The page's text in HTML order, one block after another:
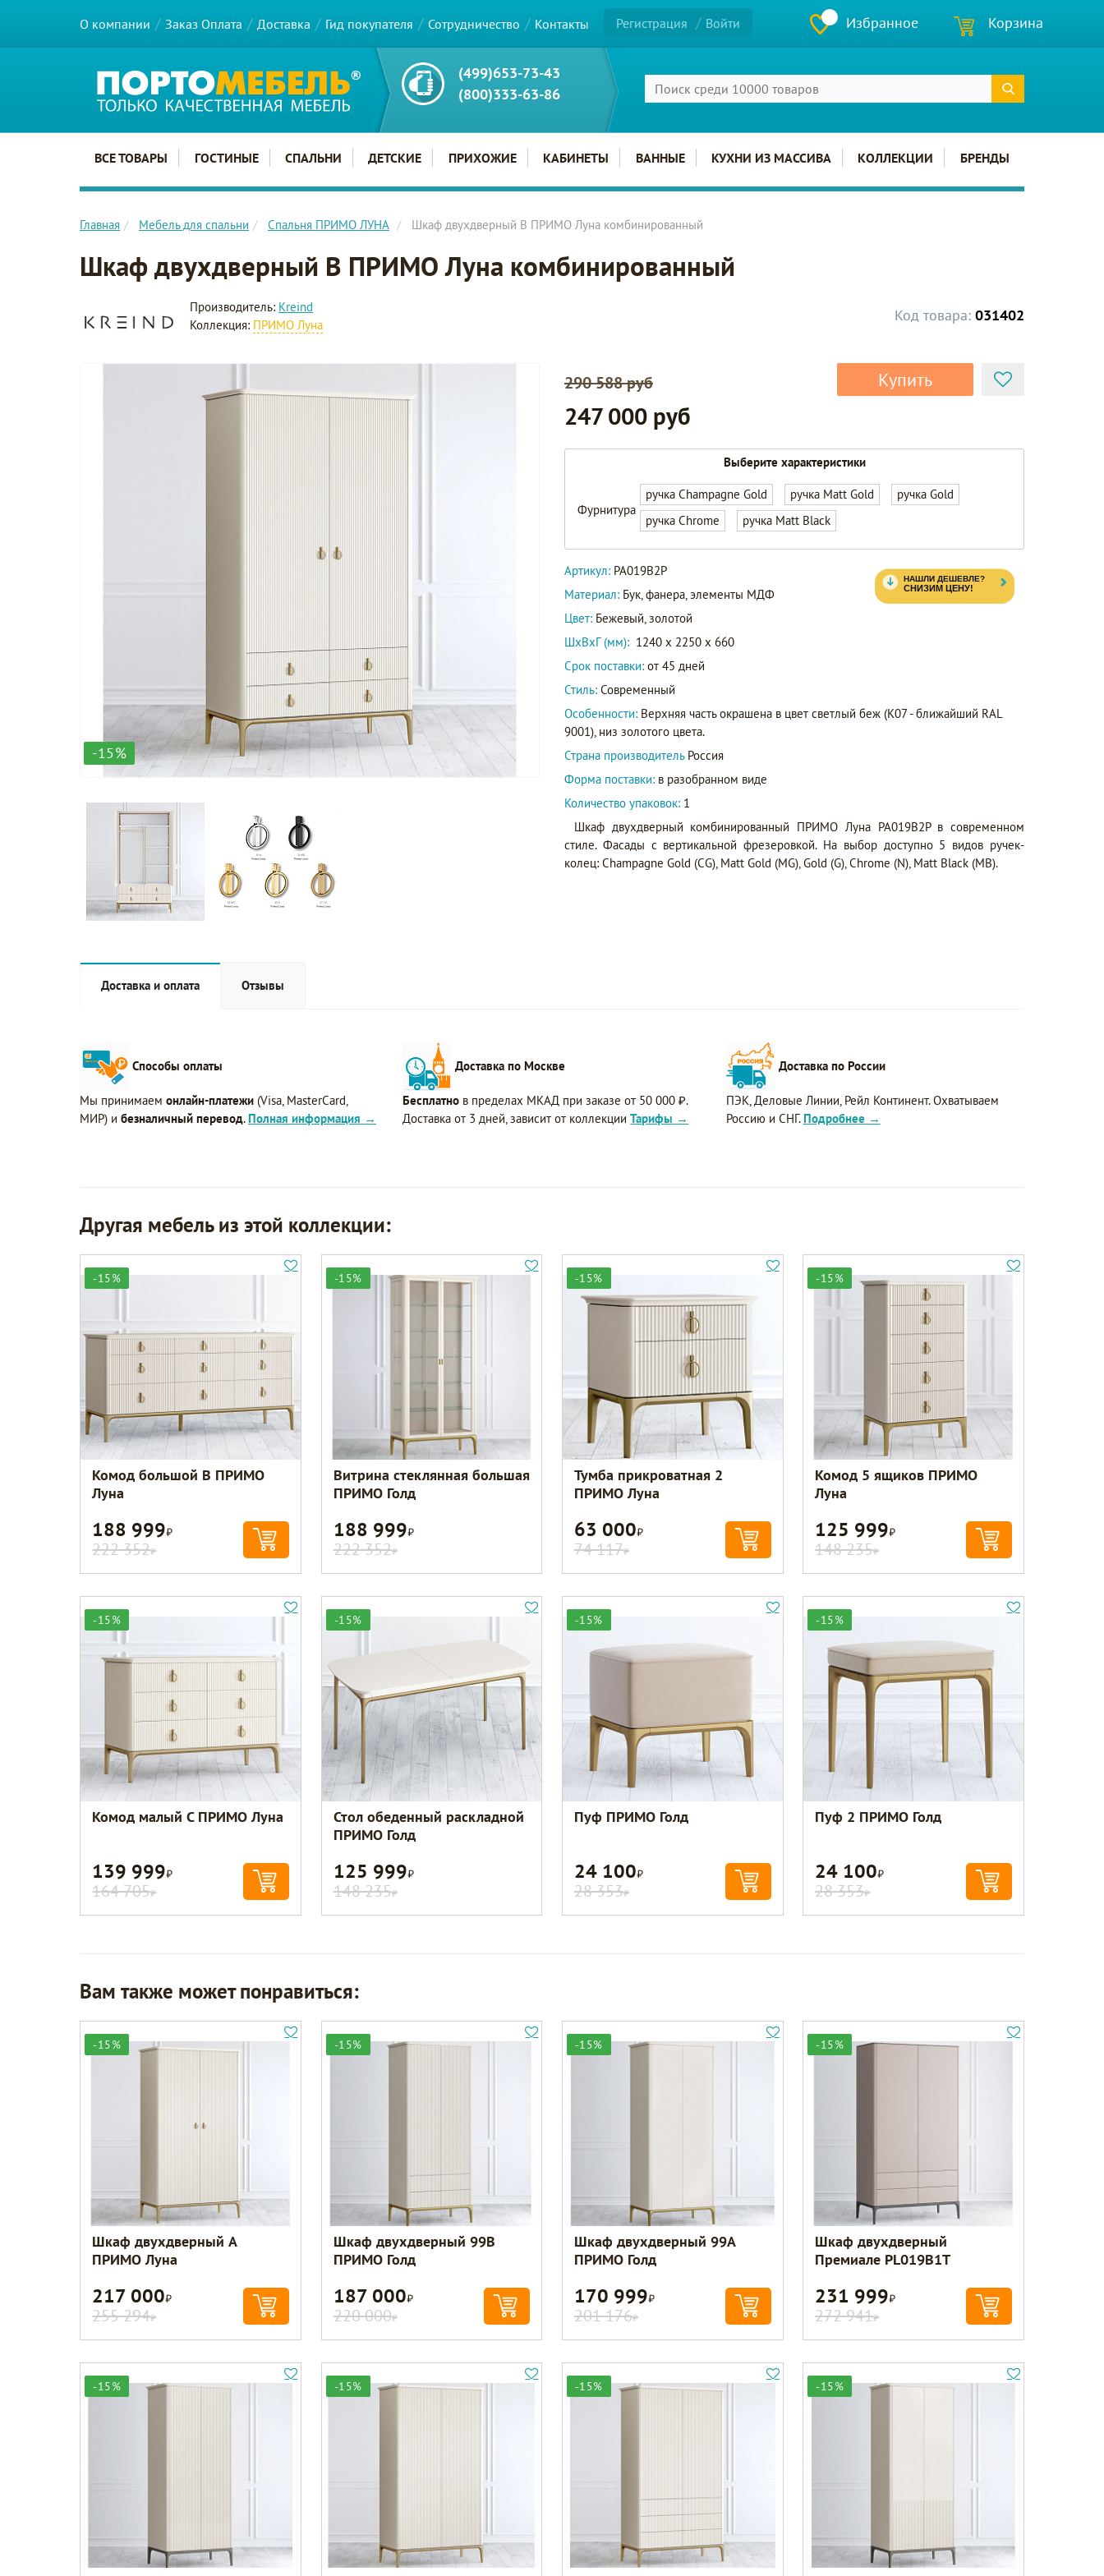
О компании Заказ Оплата Доставка Гид покупателя Сотрудничество Контакты Регистрация Войти Избранное Корзина
(499)653-73-43
(800)333-63-86
Главное меню сайта
ВСЕ ТОВАРЫ ГОСТИНЫЕ СПАЛЬНИ ДЕТСКИЕ ПРИХОЖИЕ КАБИНЕТЫ ВАННЫЕ КУХНИ ИЗ МАССИВА КОЛЛЕКЦИИ БРЕНДЫ
Главная Мебель для спальни Спальня ПРИМО ЛУНА Шкаф двухдверный B ПРИМО Луна комбинированный
Шкаф двухдверный B ПРИМО Луна комбинированный
Код товара: 031402
Производитель: Kreind
Коллекция: ПРИМО Луна
-15%
290 588 руб
247 000 руб
Купить
Выберите характеристики
Фурнитура
ручка Champagne Gold ручка Matt Gold
ручка Gold
ручка Chrome
ручка Matt Black
Артикул: PA019B2P
Материал: Бук, фанера, элементы МДФ
Цвет: Бежевый, золотой
ШxВxГ (мм): 1240 x 2250 x 660
Срок поставки: от 45 дней
Стиль: Современный
Особенности: Верхняя часть окрашена в цвет светлый беж (K07 - ближайший RAL
9001), низ золотого цвета.
Страна производитель Россия
Форма поставки: в разобранном виде
Количество упаковок: 1
Шкаф двухдверный комбинированный ПРИМО Луна PA019B2P в современном
стиле. Фасады с вертикальной фрезеровкой. На выбор доступно 5 видов ручек-
колец: Champagne Gold (CG), Matt Gold (MG), Gold (G), Chrome (N), Matt Black (MB).
Доставка и оплата Отзывы
Способы оплаты
Мы принимаем онлайн-платежи (Visa, MasterCard,
МИР) и безналичный перевод. Полная информация →
Доставка по Москве
Бесплатно в пределах МКАД при заказе от 50 000 ₽.
Доставка от 3 дней, зависит от коллекцииТарифы →
Доставка по России
ПЭК, Деловые Линии, Рейл Континент. Охватываем
Россию и СНГ. Подробнее →
Другая мебель из этой коллекции:
-15%
Комод большой B ПРИМО
Луна
188 999Р
222 352Р
-15%
Витрина стеклянная большая
ПРИМО Голд
188 999Р
222 352Р
-15%
Тумба прикроватная 2
ПРИМО Луна
63 000Р
74 117Р
-15%
Комод 5 ящиков ПРИМО
Луна
125 999Р
148 235Р
-15%
Комод малый C ПРИМО Луна
139 999Р
164 705Р
-15%
Стол обеденный раскладной
ПРИМО Голд
125 999Р
148 235Р
-15%
Пуф ПРИМО Голд
24 100Р
28 353Р
-15%
Пуф 2 ПРИМО Голд
24 100Р
28 353Р
Вам также может понравиться:
-15%
Шкаф двухдверный A
ПРИМО Луна
217 000Р
255 294Р
-15%
Шкаф двухдверный 99B
ПРИМО Голд
187 000Р
220 000Р
-15%
Шкаф двухдверный 99A
ПРИМО Голд
170 999Р
201 176Р
-15%
Шкаф двухдверный
Премиале PL019B1T
231 999Р
272 941Р
-15% -15% -15% -15%